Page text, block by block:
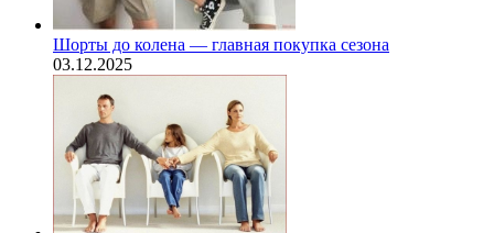
Шорты до колена — главная покупка сезона
03.12.2025